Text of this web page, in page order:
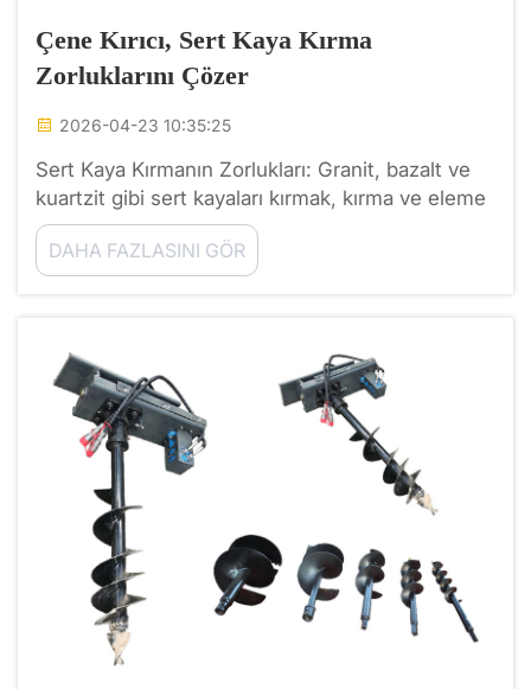
Çene Kırıcı, Sert Kaya Kırma
Zorluklarını Çözer
2026-04-23 10:35:25
Sert Kaya Kırmanın Zorlukları: Granit, bazalt ve
kuartzit gibi sert kayaları kırmak, kırma ve eleme
sektöründeki en zorlu kırma görevlerinden biridir.
Yüksek basınç dayanımları, aşındırıcılıkları ve
düzensiz tane yapısı nedeniyle...
DAHA FAZLASINI GÖR